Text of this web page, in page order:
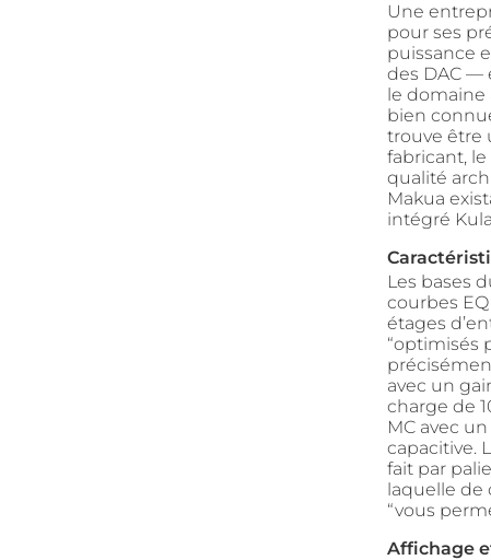
Une
pour ses
puissance
des DAC —
le domaine
bien
trouve être
fabricant,
qualité
Makua
intégré
Les bases
courbes
étages
“optimisés
avec un
charge de
MC avec
capacitive.
fait par
laquelle de
“vous
Affichage